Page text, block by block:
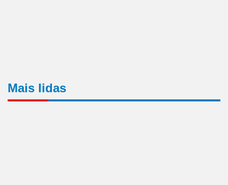
Mais lidas